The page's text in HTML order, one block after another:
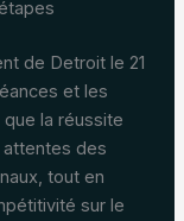
de Detroit le 21
et les
la réussite
attentes des
tout en
sur le